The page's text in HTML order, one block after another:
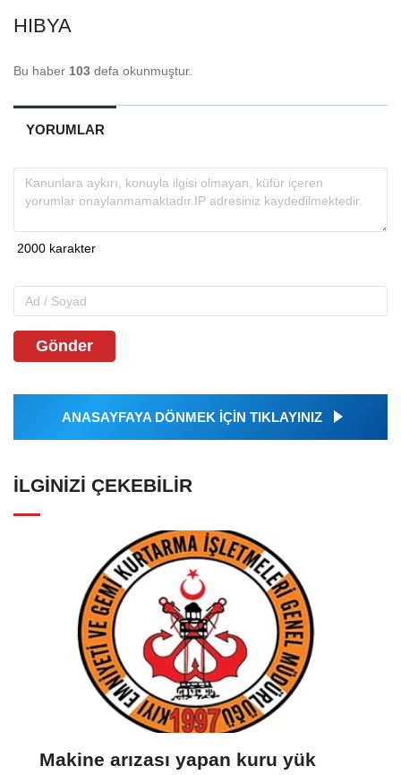
HIBYA
Bu haber 103 defa okunmuştur.
YORUMLAR
Gönder
ANASAYFAYA DÖNMEK İÇİN TIKLAYINIZ
İLGINIZI ÇEKEBILIR
Makine arızası yapan kuru yük